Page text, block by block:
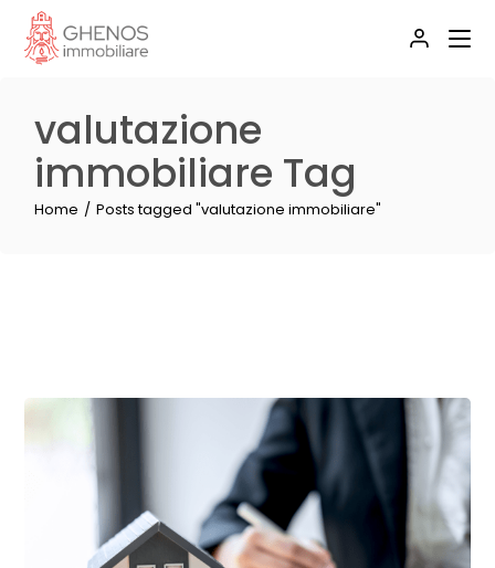
the
content
valutazione
immobiliare Tag
Home Posts tagged "valutazione immobiliare"